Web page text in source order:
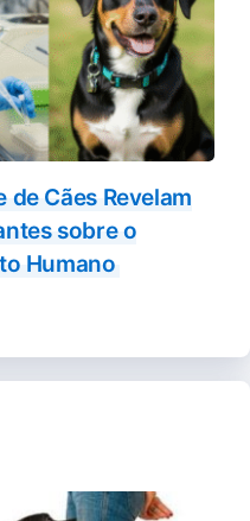
Cães Revelam
sobre o
Humano